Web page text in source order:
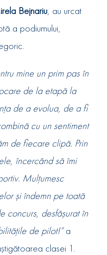
Bejnariu, au urcat
a podiumului,
mine un prim pas în
de la etapă la
de a evolua, de a fi
cu un sentiment
de fiecare clipă. Prin
încercând să îmi
Mulțumesc
și îndemn pe toată
concurs, desfășurat în
de pilot!”a
clasei 1.